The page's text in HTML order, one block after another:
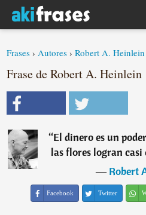
Frases ›Autores ›Robert A. Heinlein
Frase de Robert A. Heinlein
“El dinero es un
las flores logran
―Robert
Facebook Twitter